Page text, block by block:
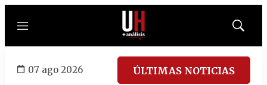
Menú
Mostrar
07 ago 2026 ÚLTIMAS NOTICIAS